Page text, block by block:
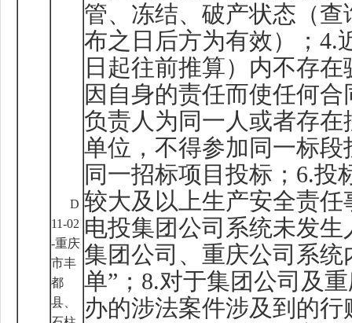
D
11-02
-重庆
市丰
都
县、
管、冻结、破产状态（
布之日后方为有效）； 4.
日起往前推算）内不存
因自身的责任而使任何
负责人为同一人或者存
单位，不得参加同一标
同一招标项目投标； 6.投
较大及以上生产安全责任
电投集团公司系统未发
集团公司、重庆公司系
单”； 8.对于集团公司及
办的涉法案件涉及到的